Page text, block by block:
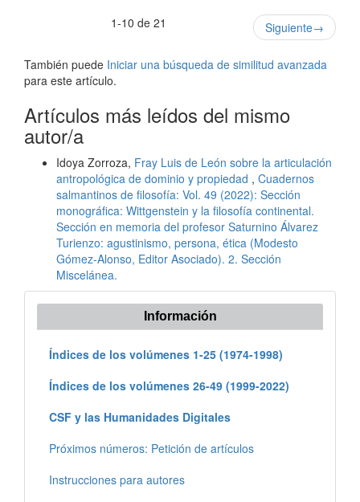
1-10 de 21
Siguiente→
También puede Iniciar una búsqueda de similitud avanzada
para este artículo.
Artículos más leídos del mismo
autor/a
Idoya Zorroza, Fray Luis de León sobre la articulación
antropológica de dominio y propiedad , Cuadernos
salmantinos de filosofía: Vol. 49 (2022): Sección
monográfica: Wittgenstein y la filosofía continental.
Sección en memoria del profesor Saturnino Álvarez
Turienzo: agustinismo, persona, ética (Modesto
Gómez-Alonso, Editor Asociado). 2. Sección
Miscelánea.
Información
Índices de los volúmenes 1-25 (1974-1998)
Índices de los volúmenes 26-49 (1999-2022)
CSF y las Humanidades Digitales
Próximos números: Petición de artículos
Instrucciones para autores